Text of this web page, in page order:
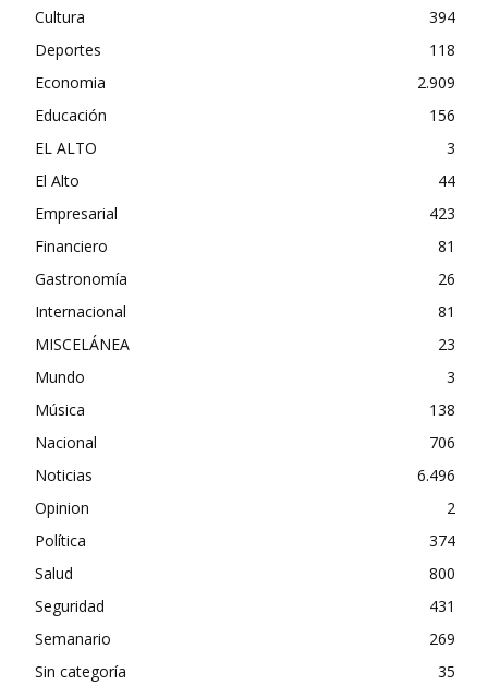
Cultura
394
Deportes
118
Economia
2.909
Educación
156
EL ALTO
3
El Alto
44
Empresarial
423
Financiero
81
Gastronomía
26
Internacional
81
MISCELÁNEA
23
Mundo
3
Música
138
Nacional
706
Noticias
6.496
Opinion
2
Política
374
Salud
800
Seguridad
431
Semanario
269
Sin categoría
35